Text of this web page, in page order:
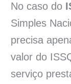
No caso do
Simples
precisa
valor do
serviço